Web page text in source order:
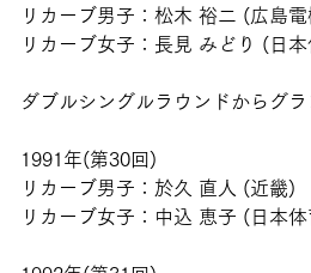
リカーブ男子：松木 裕二 (広島電
リカーブ女子：長見 みどり (日
ダブルシングルラウンドからグ
1991年(第30回)
リカーブ男子：於久 直人 (近畿)
リカーブ女子：中込 恵子 (日本体